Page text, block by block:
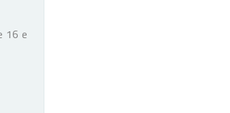
16 e